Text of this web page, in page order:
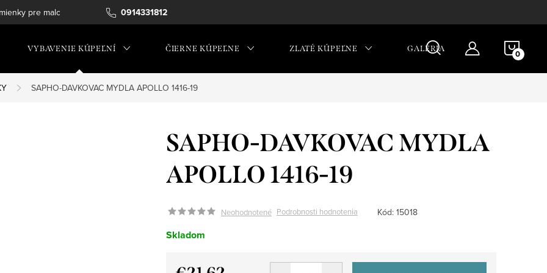
0914331812
pre maloobchod
VYBAVENIE KÚPEĽNÍ ČIERNE KÚPEĽNE ZLATÉ KÚPEĽNE GALÉRIA
SAPHO-DAVKOVAC MYDLA APOLLO 1416-19
SAPHO-DAVKOVAC MYDLA
APOLLO 1416-19
Neohodnotené Podrobnosti hodnotenia Kód: 15018
Skladom